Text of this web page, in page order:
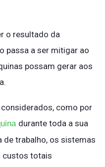
o resultado da
passa a ser mitigar ao
possam gerar aos
como por
durante toda a sua
de trabalho, os sistemas
custos totais